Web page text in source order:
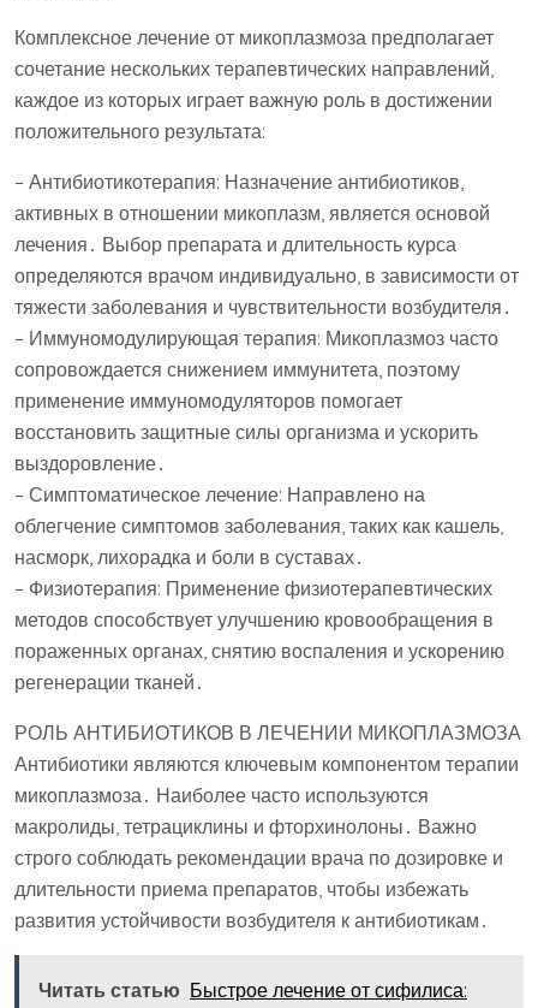
Комплексное лечение от микоплазмоза предполагает
сочетание нескольких терапевтических направлений,
каждое из которых играет важную роль в достижении
положительного результата:
– Антибиотикотерапия: Назначение антибиотиков,
активных в отношении микоплазм, является основой
лечения․ Выбор препарата и длительность курса
определяются врачом индивидуально, в зависимости от
тяжести заболевания и чувствительности возбудителя․
– Иммуномодулирующая терапия: Микоплазмоз часто
сопровождается снижением иммунитета, поэтому
применение иммуномодуляторов помогает
восстановить защитные силы организма и ускорить
выздоровление․
– Симптоматическое лечение: Направлено на
облегчение симптомов заболевания, таких как кашель,
насморк, лихорадка и боли в суставах․
– Физиотерапия: Применение физиотерапевтических
методов способствует улучшению кровообращения в
пораженных органах, снятию воспаления и ускорению
регенерации тканей․
РОЛЬ АНТИБИОТИКОВ В ЛЕЧЕНИИ МИКОПЛАЗМОЗА
Антибиотики являются ключевым компонентом терапии
микоплазмоза․ Наиболее часто используются
макролиды, тетрациклины и фторхинолоны․ Важно
строго соблюдать рекомендации врача по дозировке и
длительности приема препаратов, чтобы избежать
развития устойчивости возбудителя к антибиотикам․
Читать статью Быстрое лечение от сифилиса: